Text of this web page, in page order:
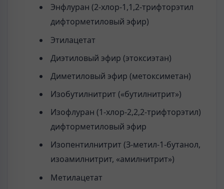
Энфлуран (2-хлор-1,1,2-трифторэтил
дифторметиловый эфир)
Этилацетат
Диэтиловый эфир (этоксиэтан)
Диметиловый эфир (метоксиметан)
Изобутилнитрит («бутилнитрит»)
Изофлуран (1-хлор-2,2,2-трифторэтил)
дифторметиловый эфир
Изопентилнитрит (З-метил-1-бутанол,
изоамилнитрит, «амилнитрит»)
Метилацетат